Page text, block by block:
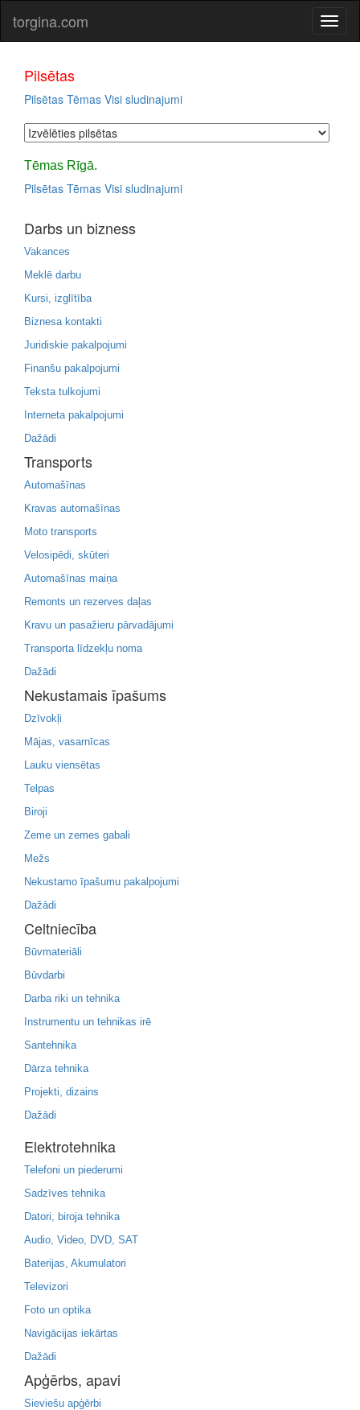
torgina.com
Pilsētas
Pilsētas Tēmas Visi sludinajumi
Tēmas Rīgā.
Pilsētas Tēmas Visi sludinajumi
Darbs un bizness
Vakances
Meklē darbu
Kursi, izglītība
Biznesa kontakti
Juridiskie pakalpojumi
Finanšu pakalpojumi
Teksta tulkojumi
Interneta pakalpojumi
Dažādi
Transports
Automašīnas
Kravas automašīnas
Moto transports
Velosipēdi, skūteri
Automašīnas maiņa
Remonts un rezerves daļas
Kravu un pasažieru pārvadājumi
Transporta līdzekļu noma
Dažādi
Nekustamais īpašums
Dzīvokļi
Mājas, vasarnīcas
Lauku viensētas
Telpas
Biroji
Zeme un zemes gabali
Mežs
Nekustamo īpašumu pakalpojumi
Dažādi
Celtniecība
Būvmateriāli
Būvdarbi
Darba riki un tehnika
Instrumentu un tehnikas irē
Santehnika
Dārza tehnika
Projekti, dizains
Dažādi
Elektrotehnika
Telefoni un piederumi
Sadzīves tehnika
Datori, biroja tehnika
Audio, Video, DVD, SAT
Baterijas, Akumulatori
Televizori
Foto un optika
Navigācijas iekārtas
Dažādi
Apģērbs, apavi
Sieviešu apģērbi